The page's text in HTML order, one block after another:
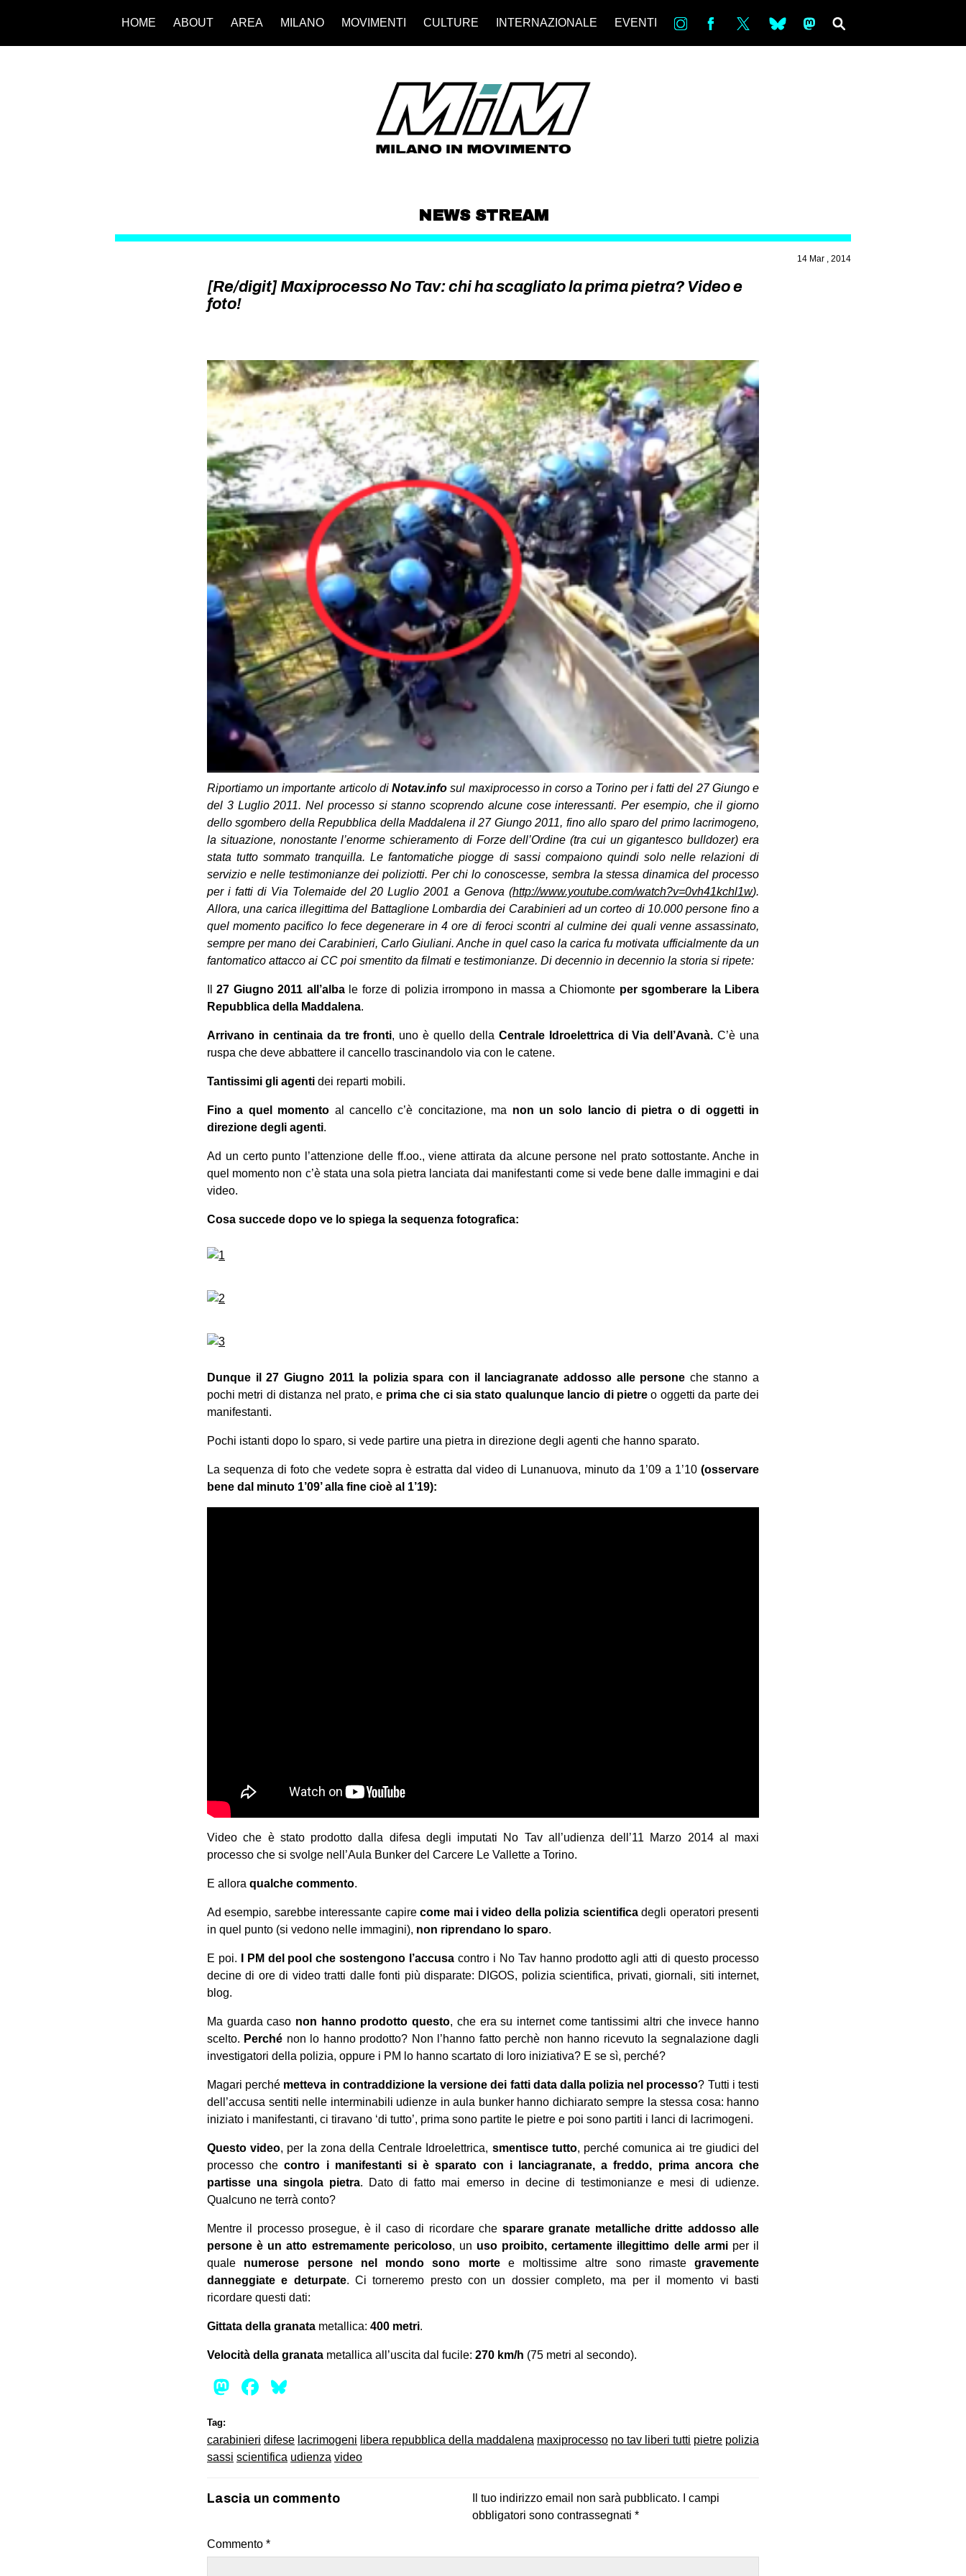
HOME ABOUT AREA MILANO MOVIMENTI CULTURE INTERNAZIONALE EVENTI in bsky ms
NEWS STREAM
14 Mar , 2014
[Re/digit] Maxiprocesso No Tav: chi ha scagliato la prima pietra? Video e
foto!
Riportiamo un importante articolo diNotav.info sul maxiprocesso in corso a Torino per i fatti del 27 Giungo e
del 3 Luglio 2011. Nel processo si stanno scoprendo alcune cose interessanti. Per esempio, che il giorno
dello sgombero della Repubblica della Maddalena il 27 Giungo 2011, fino allo sparo del primo lacrimogeno,
la situazione, nonostante l’enorme schieramento di Forze dell’Ordine (tra cui un gigantesco bulldozer) era
stata tutto sommato tranquilla. Le fantomatiche piogge di sassi compaiono quindi solo nelle relazioni di
servizio e nelle testimonianze dei poliziotti. Per chi lo conoscesse, sembra la stessa dinamica del processo
per i fatti di Via Tolemaide del 20 Luglio 2001 a Genova (http://www.youtube.com/watch?v=0vh41kchl1w).
Allora, una carica illegittima del Battaglione Lombardia dei Carabinieri ad un corteo di 10.000 persone fino a
quel momento pacifico lo fece degenerare in 4 ore di feroci scontri al culmine dei quali venne assassinato,
sempre per mano dei Carabinieri, Carlo Giuliani. Anche in quel caso la carica fu motivata ufficialmente da un
fantomatico attacco ai CC poi smentito da filmati e testimonianze. Di decennio in decennio la storia si ripete:
Il27 Giugno 2011 all’albale forze di polizia irrompono in massa a Chiomonte per sgomberare la Libera
Repubblica della Maddalena.
Arrivano in centinaia da tre fronti, uno è quello della Centrale Idroelettrica di Via dell’Avanà. C’è una
ruspa che deve abbattere il cancello trascinandolo via con le catene.
Tantissimi gli agenti dei reparti mobili.
Fino a quel momento al cancello c’è concitazione, ma non un solo lancio di pietra o di oggetti in
direzione degli agenti.
Ad un certo punto l’attenzione delle ff.oo., viene attirata da alcune persone nel prato sottostante. Anche in
quel momento non c’è stata una sola pietra lanciata dai manifestanti come si vede bene dalle immagini e dai
video.
Cosa succede dopo ve lo spiega la sequenza fotografica:
Dunque il 27 Giugno2011 la polizia spara con il lanciagranate addosso alle persone che stanno a
pochi metri di distanza nel prato, e prima che ci sia stato qualunque lancio di pietre o oggetti da parte dei
manifestanti.
Pochi istanti dopo lo sparo, si vede partire una pietra in direzione degli agenti che hanno sparato.
La sequenza di foto che vedete sopra è estratta dal video di Lunanuova, minuto da 1’09 a 1’10 (osservare
bene dal minuto 1’09’ alla fine cioè al 1’19):
Video che è stato prodotto dalla difesa degli imputati No Tav all’udienza dell’11 Marzo 2014 al maxi
processo che si svolge nell’Aula Bunker del Carcere Le Vallette a Torino.
E allora qualche commento.
Ad esempio, sarebbe interessante capirecome mai i video della polizia scientificadegli operatori presenti
in quel punto (si vedono nelle immagini), non riprendano lo sparo.
E poi. I PM del pool che sostengono l’accusa contro i No Tav hanno prodotto agli atti di questo processo
decine di ore di video tratti dalle fonti più disparate: DIGOS, polizia scientifica, privati, giornali, siti internet,
blog.
Ma guarda caso non hanno prodotto questo, che era su internet come tantissimi altri che invece hanno
scelto. Perché non lo hanno prodotto? Non l’hanno fatto perchè non hanno ricevuto la segnalazione dagli
investigatori della polizia, oppure i PM lo hanno scartato di loro iniziativa? E se sì, perché?
Magari perché metteva in contraddizione la versione dei fatti data dalla polizia nel processo? Tutti i testi
dell’accusa sentiti nelle interminabili udienze in aula bunker hanno dichiarato sempre la stessa cosa: hanno
iniziato i manifestanti, ci tiravano ‘di tutto’, prima sono partite le pietre e poi sono partiti i lanci di lacrimogeni.
Questo video, per la zona della Centrale Idroelettrica, smentisce tutto, perché comunica ai tre giudici del
processo checontro i manifestanti si è sparato con i lanciagranate, a freddo, prima ancora che
partisse una singola pietra. Dato di fatto mai emerso in decine di testimonianze e mesi di udienze.
Qualcuno ne terrà conto?
Mentre il processo prosegue, è il caso di ricordare che sparare granate metalliche dritte addosso alle
persone è un atto estremamente pericoloso, un uso proibito, certamente illegittimo delle armiper il
quale numerose persone nel mondo sono mortee moltissime altre sono rimaste gravemente
danneggiate e deturpate. Ci torneremo presto con un dossier completo, ma per il momento vi basti
ricordare questi dati:
Gittata della granata metallica: 400 metri.
Velocità della granata metallica all’uscita dal fucile: 270 km/h (75 metri al secondo).
Mastodon
Facebook
Tag:
carabinieri difese lacrimogeni libera repubblica della maddalena maxiprocesso no tav liberi tutti pietre polizia
sassi scientifica udienza video
Lascia un commento Il tuo indirizzo email non sarà pubblicato.
I campi
obbligatori sono contrassegnati *
Commento *